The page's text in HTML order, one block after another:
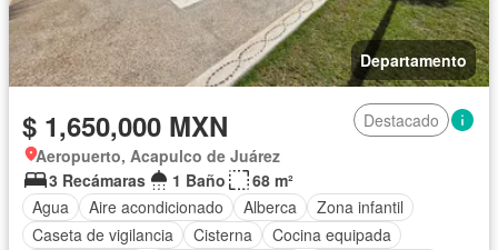
Departamento
$ 1,650,000 MXN
Destacado
Aeropuerto, Acapulco de Juárez
3 Recámaras
1 Baño
68 m²
Agua
Aire acondicionado Alberca
Zona infantil
Caseta de vigilancia
Cisterna
Cocina equipada